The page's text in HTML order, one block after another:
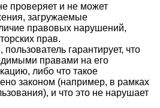
проверяет и не может
загружаемые
правовых нарушений,
прав.
гарантирует, что
правами на его
либо что такое
законом (например, в рамках
и что это не нарушает